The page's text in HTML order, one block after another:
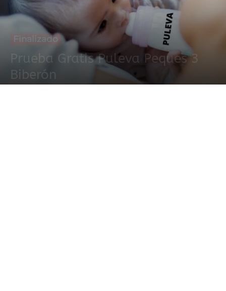
Finalizado
Prueba Gratis Puleva Peques 3
Biberón